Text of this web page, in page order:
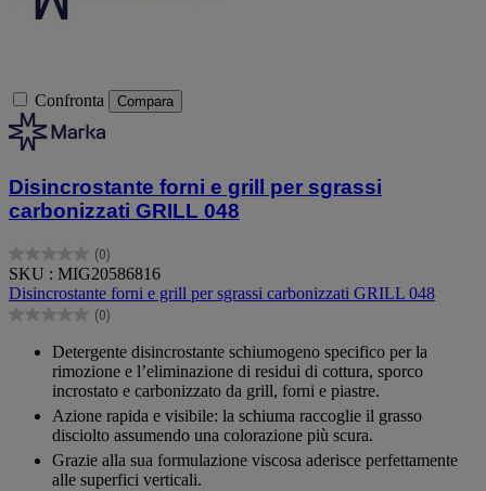
Confronta Compara
Disincrostante forni e grill per sgrassi
carbonizzati GRILL 048
(0)
0.0
su
5
stelle.
SKU : MIG20586816
Disincrostante forni e grill per sgrassi carbonizzati GRILL 048
(0)
0.0
Detergente disincrostante schiumogeno specifico per la
rimozione e l’eliminazione di residui di cottura, sporco
incrostato e carbonizzato da grill, forni e piastre.
Azione rapida e visibile: la schiuma raccoglie il grasso
disciolto assumendo una colorazione più scura.
Grazie alla sua formulazione viscosa aderisce perfettamente
alle superfici verticali.